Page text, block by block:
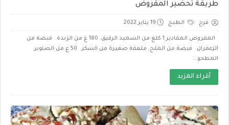
طريقة تحضير المقروض
فرح الطبخ 19 يناير 2022
المقروض المقادير 1 كلغ من السميد الرقيق. 180 غ من الزبدة. قبضة من
الزعفران. قبضة من الملح. ملعقة صغيرة من السكر. 50 غ من الصنوبر
المطحو...
أقراء المزيد